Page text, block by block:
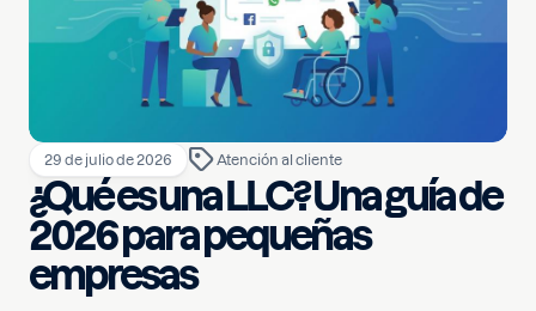
29 de julio de 2026 Atención al cliente
¿Qué es una LLC? Una guía de
2026 para pequeñas
empresas